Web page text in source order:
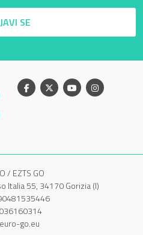
SE
Facebook
X YoutubeInstagram
/ EZTS GO
Italia 55, 34170 Gorizia (I)
go.eu